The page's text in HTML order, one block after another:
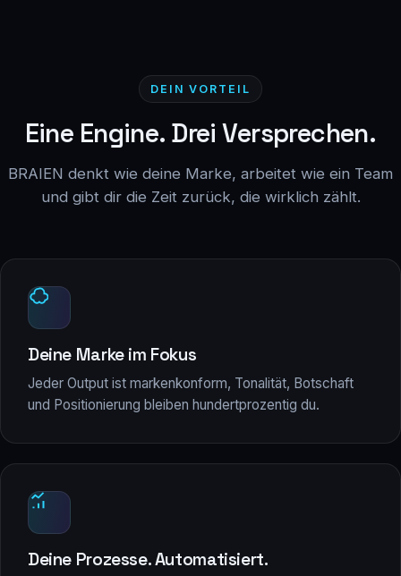
DEIN VORTEIL
Eine Engine. Drei Versprechen.
BRAIEN denkt wie deine Marke, arbeitet wie ein Team
und gibt dir die Zeit zurück, die wirklich zählt.
Deine Marke im Fokus
Jeder Output ist markenkonform, Tonalität, Botschaft
und Positionierung bleiben hundertprozentig du.
Deine Prozesse. Automatisiert.